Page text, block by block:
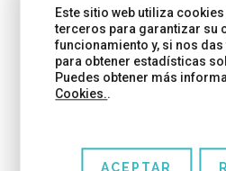
Este sitio web utiliza
terceros para garantizar su
funcionamiento y, si nos
para obtener estadísticas
Puedes obtener más
Cookies..
ACEPTAR